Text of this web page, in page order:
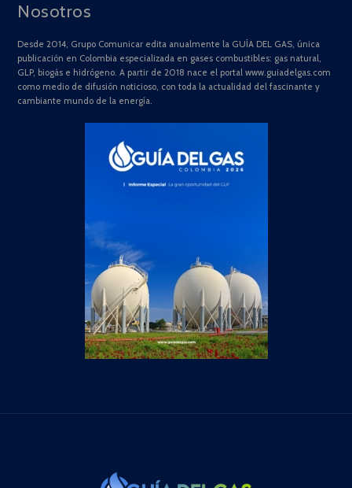
Nosotros
Desde 2014, Grupo Comunicar edita anualmente la GUÍA DEL GAS, única
publicación en Colombia especializada en gases combustibles: gas natural,
GLP, biogás e hidrógeno. A partir de 2018 nace el portal www.guiadelgas.com
como medio de difusión noticioso, con toda la actualidad del fascinante y
cambiante mundo de la energía.